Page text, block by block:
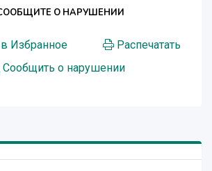
О НАРУШЕНИИ
Избранное
Распечатать
Сообщить о нарушении